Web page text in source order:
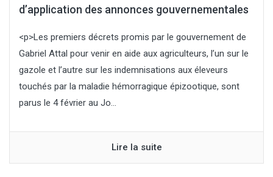
d’application des annonces gouvernementales
<p>Les premiers décrets promis par le gouvernement de
Gabriel Attal pour venir en aide aux agriculteurs, l’un sur le
gazole et l’autre sur les indemnisations aux éleveurs
touchés par la maladie hémorragique épizootique, sont
parus le 4 février au Jo...
Lire la suite